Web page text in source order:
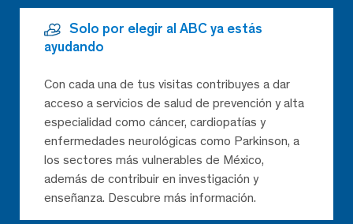
Solo por elegir al ABC ya estás
ayudando
Con cada una de tus visitas contribuyes a dar
acceso a servicios de salud de prevención y alta
especialidad como cáncer, cardiopatías y
enfermedades neurológicas como Parkinson, a
los sectores más vulnerables de México,
además de contribuir en investigación y
enseñanza. Descubre más información.